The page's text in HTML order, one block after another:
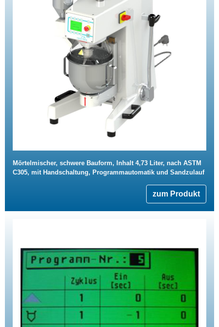
Mörtelmischer, schwere Bauform, Inhalt 4,73 Liter, nach ASTM
C305, mit Handschaltung, Programmautomatik und Sandzulauf
zum Produkt